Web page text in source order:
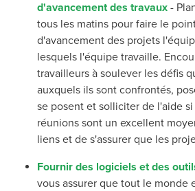
d'avancement des travaux -
tous les matins pour faire le
d'avancement des projets
lesquels l'équipe travaille.
travailleurs à soulever les défis
auxquels ils sont confrontés,
se posent et solliciter de l'aide
réunions sont un excellent
liens et de s'assurer que les
Fournir des logiciels et des
vous assurer que tout le monde